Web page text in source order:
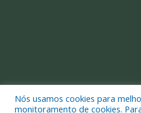
Todos os
Nós usamos cookies para
monitoramento de cookies.